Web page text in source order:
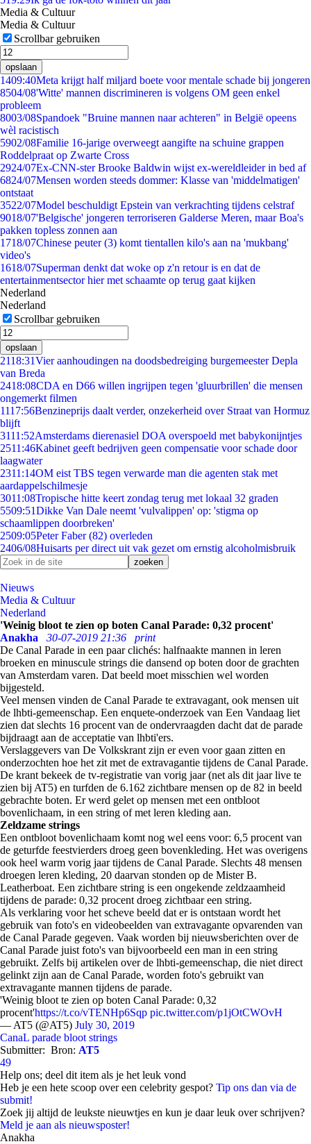
Media & Cultuur
Media & Cultuur
Scrollbar gebruiken
opslaan
1409:40Meta krijgt half miljard boete voor mentale schade bij jongeren
8504/08'Witte' mannen discrimineren is volgens OM geen enkel
probleem
8003/08Spandoek "Bruine mannen naar achteren" in België opeens
wèl racistisch
5902/08Familie 16-jarige overweegt aangifte na schuine grappen
Roddelpraat op Zwarte Cross
2924/07Ex-CNN-ster Brooke Baldwin wijst ex-wereldleider in bed af
6824/07Mensen worden steeds dommer: Klasse van 'middelmatigen'
ontstaat
3522/07Model beschuldigt Epstein van verkrachting tijdens celstraf
9018/07'Belgische' jongeren terroriseren Galderse Meren, maar Boa's
pakken topless zonnen aan
1718/07Chinese peuter (3) komt tientallen kilo's aan na 'mukbang'
video's
1618/07Superman denkt dat woke op z'n retour is en dat de
entertainmentsector hier met schaamte op terug gaat kijken
Nederland
Nederland
Scrollbar gebruiken
opslaan
2118:31Vier aanhoudingen na doodsbedreiging burgemeester Depla
van Breda
2418:08CDA en D66 willen ingrijpen tegen 'gluurbrillen' die mensen
ongemerkt filmen
1117:56Benzineprijs daalt verder, onzekerheid over Straat van Hormuz
blijft
3111:52Amsterdams dierenasiel DOA overspoeld met babykonijntjes
2511:46Kabinet geeft bedrijven geen compensatie voor schade door
laagwater
2311:14OM eist TBS tegen verwarde man die agenten stak met
aardappelschilmesje
3011:08Tropische hitte keert zondag terug met lokaal 32 graden
5509:51Dikke Van Dale neemt 'vulvalippen' op: 'stigma op
schaamlippen doorbreken'
2509:05Peter Faber (82) overleden
2406/08Huisarts per direct uit vak gezet om ernstig alcoholmisbruik
Nieuws
Media & Cultuur
Nederland
'Weinig bloot te zien op boten Canal Parade: 0,32 procent'
Anakha
30-07-2019 21:36
print
De Canal Parade in een paar clichés: halfnaakte mannen in leren
broeken en minuscule strings die dansend op boten door de grachten
van Amsterdam varen. Dat beeld moet misschien wel worden
bijgesteld.
Veel mensen vinden de Canal Parade te extravagant, ook mensen uit
de lhbti-gemeenschap. Een enquete-onderzoek van Een Vandaag liet
zien dat slechts 16 procent van de ondervraagden dacht dat de parade
bijdraagt aan de acceptatie van lhbti'ers.
Verslaggevers van De Volkskrant zijn er even voor gaan zitten en
onderzochten hoe het zit met de extravagantie tijdens de Canal Parade.
De krant bekeek de tv-registratie van vorig jaar (net als dit jaar live te
zien bij AT5) en turfden de 6.162 zichtbare mensen op de 82 in beeld
gebrachte boten. Er werd gelet op mensen met een ontbloot
bovenlichaam, in een string of met leren kleding aan.
Zeldzame strings
Een ontbloot bovenlichaam komt nog wel eens voor: 6,5 procent van
de geturfde feestvierders droeg geen bovenkleding. Het was overigens
ook heel warm vorig jaar tijdens de Canal Parade. Slechts 48 mensen
droegen leren kleding, 20 daarvan stonden op de Mister B.
Leatherboat. Een zichtbare string is een ongekende zeldzaamheid
tijdens de parade: 0,32 procent droeg zichtbaar een string.
Als verklaring voor het scheve beeld dat er is ontstaan wordt het
gebruik van foto's en videobeelden van extravagante opvarenden van
de Canal Parade gegeven. Vaak worden bij nieuwsberichten over de
Canal Parade juist foto's van bijvoorbeeld een man in een string
gebruikt. Zelfs bij artikelen over de lhbti-gemeenschap, die niet direct
gelinkt zijn aan de Canal Parade, worden foto's gebruikt van
extravagante mannen tijdens de parade.
'Weinig bloot te zien op boten Canal Parade: 0,32
procent'https://t.co/vTENHp6Sqp pic.twitter.com/p1jOtCWOvH
— AT5 (@AT5) July 30, 2019
CanaL parade bloot strings
Submitter: Bron: AT5
49
Help ons; deel dit item als je het leuk vond
Heb je een hete scoop over een celebrity gespot? Tip ons dan via de
submit!
Zoek jij altijd de leukste nieuwtjes en kun je daar leuk over schrijven?
Meld je aan als nieuwsposter!
Anakha